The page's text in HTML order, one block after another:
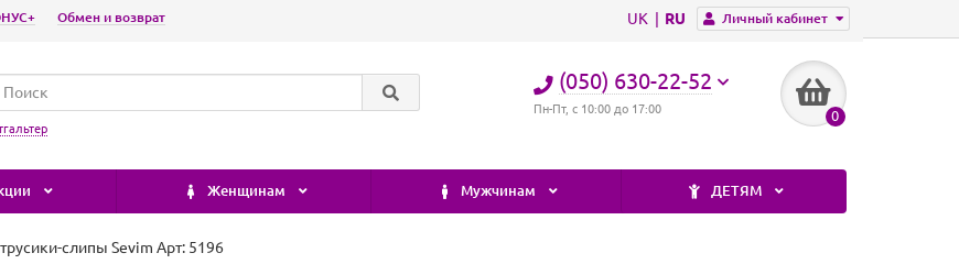
Личный кабинет
UK RU
Обмен и возврат
(050) 630-22-52
Пн-Пт, с 10:00 до 17:00 0
Женщинам Мужчинам ДЕТЯМ
слипы Sevim Арт: 5196